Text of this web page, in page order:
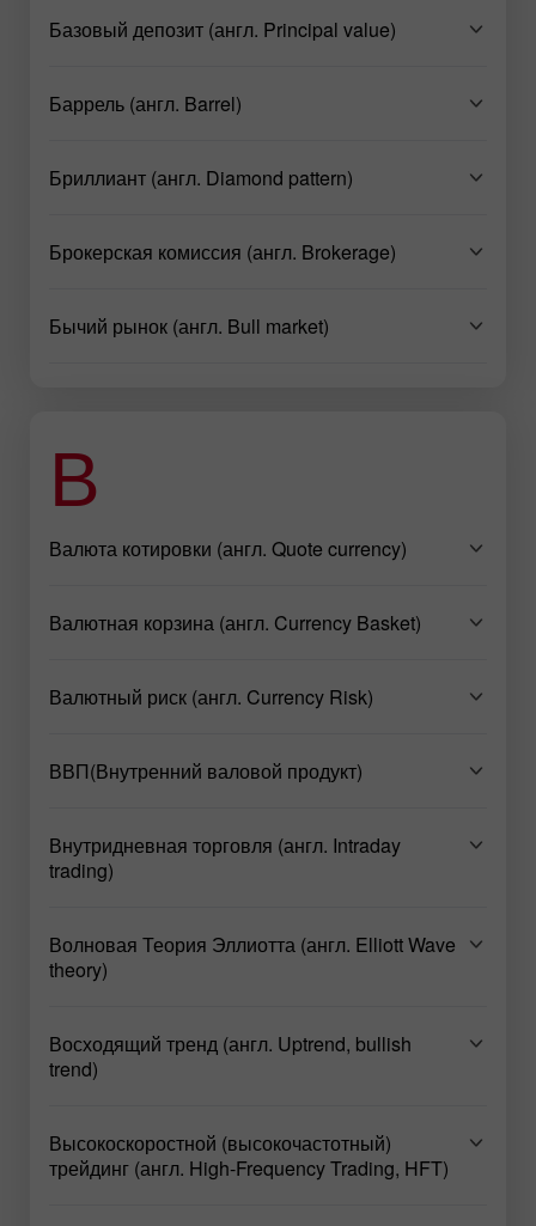
Базовый депозит (англ. Principal value)
Баррель (англ. Barrel)
Бриллиант (англ. Diamond pattern)
Брокерская комиссия (англ. Brokerage)
Бычий рынок (англ. Bull market)
В
Валюта котировки (англ. Quote currency)
Валютная корзина (англ. Currency Basket)
Валютный риск (англ. Currency Risk)
ВВП(Внутренний валовой продукт)
Внутридневная торговля (англ. Intraday
trading)
Волновая Теория Эллиотта (англ. Elliott Wave
theory)
Восходящий тренд (англ. Uptrend, bullish
trend)
Высокоскоростной (высокочастотный)
трейдинг (англ. High-Frequency Trading, HFT)